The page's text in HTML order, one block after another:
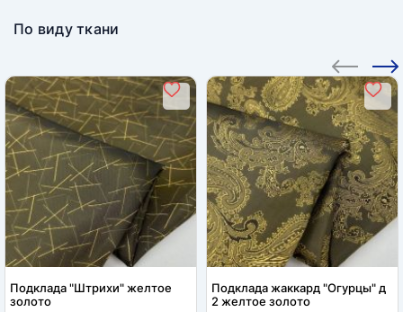
По виду ткани
Подклада "Штрихи" желтое
золото
Подклада жаккард "Огурцы" д
2 желтое золото